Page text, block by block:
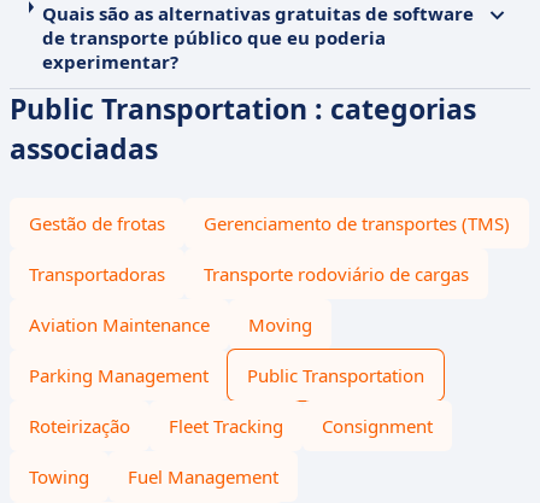
Quais são as alternativas gratuitas de software
de transporte público que eu poderia
experimentar?
Public Transportation : categorias
associadas
Gestão de frotas Gerenciamento de transportes (TMS)
Transportadoras Transporte rodoviário de cargas
Aviation Maintenance Moving
Parking Management Public Transportation
Roteirização Fleet Tracking Consignment
Towing Fuel Management